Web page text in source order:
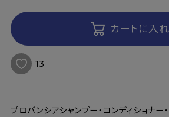
カートに入
13
プロバンシアシャンプー・コンディショナー